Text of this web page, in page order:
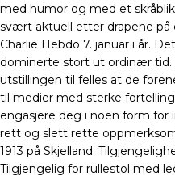
med humor og med et
svært aktuell etter drapene på
Charlie Hebdo 7. januar i år.
dominerte stort ut ordinær tid.
utstillingen til felles at de
til medier med sterke
engasjere deg i noen form for
rett og slett rette
1913 på Skjelland.
Tilgjengelig for rullestol med